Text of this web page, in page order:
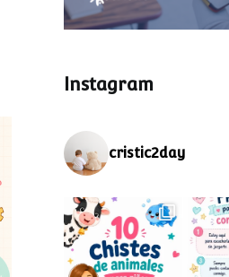
Instagram
cristic2day